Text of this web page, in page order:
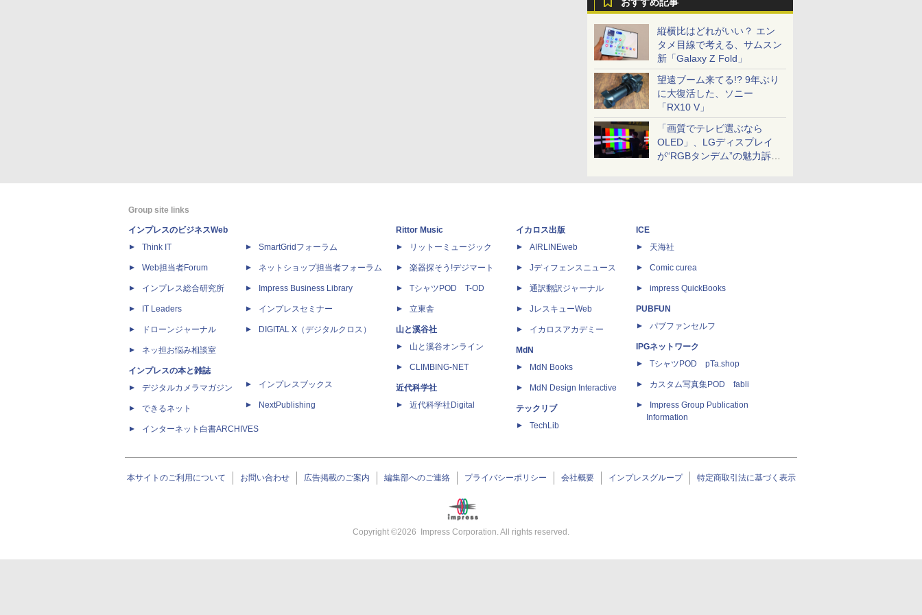
縦横比はどれがいい？ エン
タメ目線で考える、サムスン
新「Galaxy Z Fold」
望遠ブーム来てる!? 9年ぶり
に大復活した、ソニー
「RX10 V」
「画質でテレビ選ぶなら
OLED」、LGディスプレイ
が“RGBタンデム”の魅力訴
Group site links
インプレスのビジネスWeb
Think IT
Web担当者Forum
インプレス総合研究所
IT Leaders
ドローンジャーナル
ネッ担お悩み相談室
インプレスの本と雑誌
デジタルカメラマガジン
できるネット
インターネット白書ARCHIVES
SmartGridフォーラム
ネットショップ担当者フォーラム
Impress Business Library
インプレスセミナー
DIGITAL X（デジタルクロス）
インプレスブックス
NextPublishing
Rittor Music
リットーミュージック
楽器探そう!デジマート
TシャツPOD T-OD
立東舎
山と溪谷社
山と溪谷オンライン
CLIMBING-NET
近代科学社
近代科学社Digital
イカロス出版
AIRLINEweb
Jディフェンスニュース
通訳翻訳ジャーナル
JレスキューWeb
イカロスアカデミー
MdN
MdN Books
MdN Design Interactive
テックリブ
TechLib
ICE
天海社
Comic curea
impress QuickBooks
PUBFUN
パブファンセルフ
IPGネットワーク
TシャツPOD pTa.shop
カスタム写真集POD fabli
Impress Group Publication
Information
本サイトのご利用について お問い合わせ 広告掲載のご案内 編集部へのご連絡 プライバシーポリシー 会社概要 インプレスグループ 特定商取引法に基づく表示
Copyright ©2026 Impress Corporation. All rights reserved.